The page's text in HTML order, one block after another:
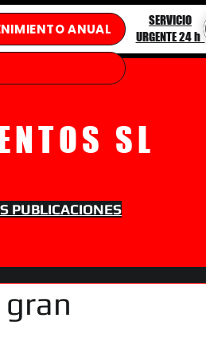
SERVICIO
URGENTE 24 h
ANUAL
SL
PUBLICACIONES